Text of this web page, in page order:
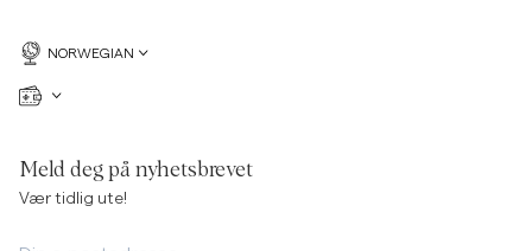
NORWEGIAN
Meld deg på nyhetsbrevet
Vær tidlig ute!